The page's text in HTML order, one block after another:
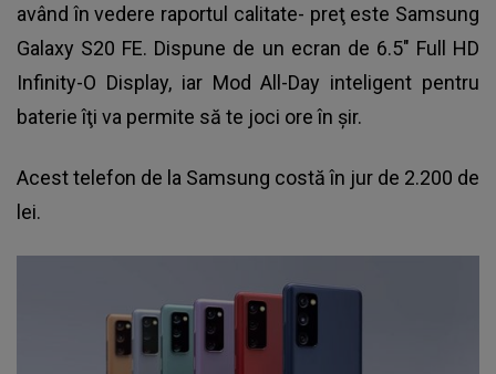
având în vedere raportul calitate- preţ este Samsung
Galaxy S20 FE. Dispune de un ecran de 6.5″ Full HD
Infinity-O Display, iar Mod All-Day inteligent pentru
baterie îţi va permite să te joci ore în şir.
Acest telefon de la Samsung costă în jur de 2.200 de
lei.